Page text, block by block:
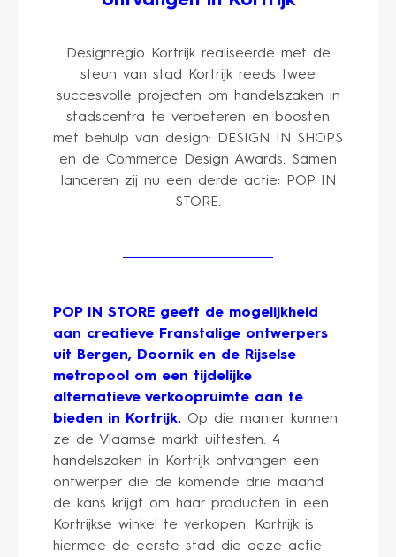
Designregio Kortrijk realiseerde met de
steun van stad Kortrijk reeds twee
succesvolle projecten om handelszaken in
stadscentra te verbeteren en boosten
met behulp van design: DESIGN IN SHOPS
en de Commerce Design Awards. Samen
lanceren zij nu een derde actie: POP IN
STORE.
POP IN STORE geeft de mogelijkheid
aan creatieve Franstalige ontwerpers
uit Bergen, Doornik en de Rijselse
metropool om een tijdelijke
alternatieve verkoopruimte aan te
bieden in Kortrijk. Op die manier kunnen
ze de Vlaamse markt uittesten. 4
handelszaken in Kortrijk ontvangen een
ontwerper die de komende drie maand
de kans krijgt om haar producten in een
Kortrijkse winkel te verkopen. Kortrijk is
hiermee de eerste stad die deze actie